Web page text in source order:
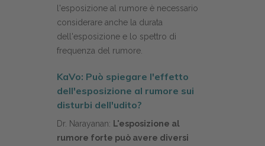
l'esposizione al rumore è necessario
considerare anche la durata
dell'esposizione e lo spettro di
frequenza del rumore.
KaVo: Può spiegare l'effetto
dell'esposizione al rumore sui
disturbi dell'udito?
Dr. Narayanan: L'esposizione al
rumore forte può avere diversi